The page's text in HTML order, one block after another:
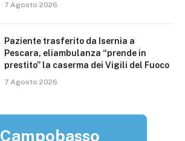
7 Agosto 2026
Paziente trasferito da Isernia a
Pescara, eliambulanza “prende in
prestito” la caserma dei Vigili del Fuoco
7 Agosto 2026
Campobasso